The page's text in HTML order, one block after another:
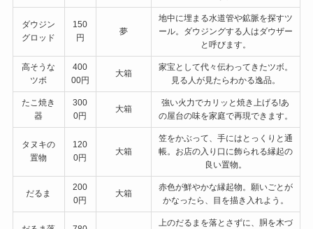
ダウジン
グロッド
150
円
夢
地中に埋まる水道管や鉱脈を探すツ
ール。ダウジングする人はダウザー
と呼びます。
高そうな
ツボ
400
00円
大箱
家宝として代々伝わってきたツボ。
見る人が見たらわかる逸品。
たこ焼き
器
300
0円
大箱
強い火力でカリッと焼き上げる!あ
の屋台の味を家庭で再現できます。
タヌキの
置物
120
0円
大箱
笠をかぶって、手にはとっくりと通
帳。お店の入り口に飾られる縁起の
良い置物。
だるま
200
0円
大箱
赤色が鮮やかな縁起物。願いごとが
かなったら、目を描き入れよう。
上のだるまを落とさずに、胴を木づ